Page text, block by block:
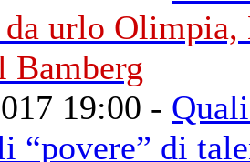
urlo Olimpia,
19:00 -
“povere” di